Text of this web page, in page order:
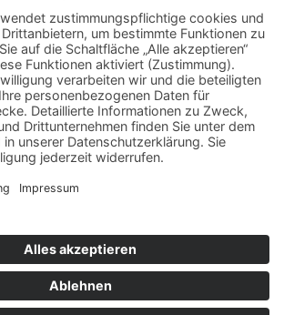
akzeptieren
Zustimmung, um den reCAPTCHA-
um Ihre eingegebenen
Dieser Service kann Daten zu
Bittelesen Sie die Details durch
der Nutzung des Service zu
NACHRICHT ABSENDEN